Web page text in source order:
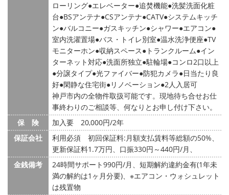
ローリング エレベーター 追焚機能 洗髪洗面化粧
台 BSアンテナ CSアンテナ CATV システムキッチ
ン バルコニー ガスキッチン シャワー エアコン
室内洗濯置場 バス・トイレ別室 温水洗浄便座 TV
モニターホン 収納スペース トランクルーム イン
ターネット対応 洗面所独立 駐輪場 コンロ2口以上
分譲タイプ 光ファイバー 防犯カメラ
日当たり良
好 閑静な住宅街 リノベーション 2人入居可
神戸市内の全物件取扱可能です。現地待ち合せお仕
事終わりのご相談等、何なりとお申し付け下さい。
保 険
加入要 20,000円/2年
保証会社
利用必須 初回保証料:月額支払賃料等総額の50%、
更新保証料1.7万円、口振330円～440円/月、
金銭備考
24時間サポート990円/月、短期解約違約金有(1年未
満の解約は1ヶ月分要)、※エアコン・ウォシュレット
は残置物